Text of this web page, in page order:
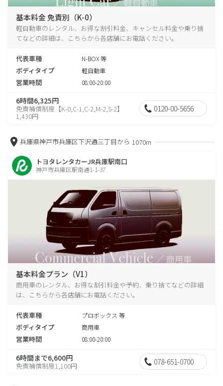
基本料金 免責別（K-0）
軽自動車のレンタル、お得な割引料金、キャンセル料金や乗り捨
てなどの詳細は、こちらから各店舗にお電話ください。
代表車種 N-BOX 等
ボディタイプ 軽自動車
営業時間 08:00-20:00
6時間6,325円
免責補償制度【K-0,C-1,C-2,M-2,S-2】
1,430円
0120-00-5656
兵庫県神戸市兵庫区下沢通三丁目から 1070m
トヨタレンタカーJR兵庫駅南口
神戸市兵庫区駅南通1-1-37
基本料金プラン（V1）
商用車のレンタル、お得な割引料金や予約、乗り捨てなどの詳細
は、こちらから各店舗にお電話ください。
代表車種 プロボックス 等
ボディタイプ 商用車
営業時間 08:00-20:00
6時間まで6,600円
免責補償制度1,100円 078-651-0700